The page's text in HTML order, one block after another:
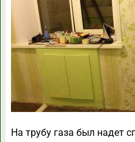
На трубу газа был надет